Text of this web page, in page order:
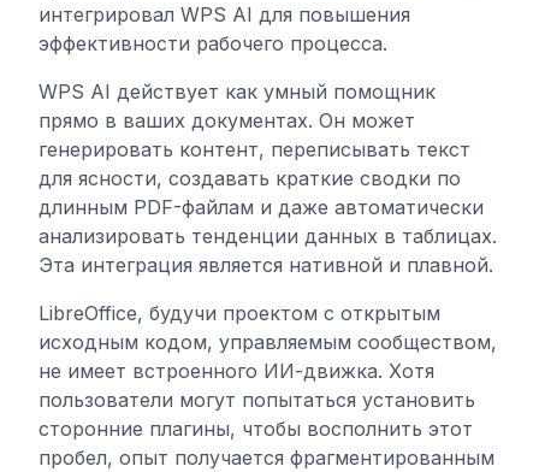
интегрировал WPS AI для повышения
эффективности рабочего процесса.
WPS AI действует как умный помощник
прямо в ваших документах. Он может
генерировать контент, переписывать текст
для ясности, создавать краткие сводки по
длинным PDF-файлам и даже автоматически
анализировать тенденции данных в таблицах.
Эта интеграция является нативной и плавной.
LibreOffice, будучи проектом с открытым
исходным кодом, управляемым сообществом,
не имеет встроенного ИИ-движка. Хотя
пользователи могут попытаться установить
сторонние плагины, чтобы восполнить этот
пробел, опыт получается фрагментированным